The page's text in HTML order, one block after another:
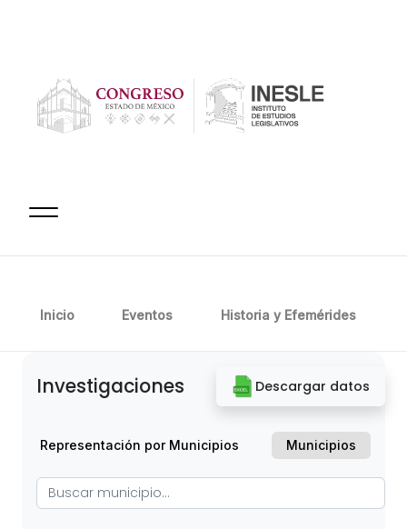
Inicio Eventos Historia y Efemérides
Investigaciones Descargar datos
Representación por Municipios Municipios